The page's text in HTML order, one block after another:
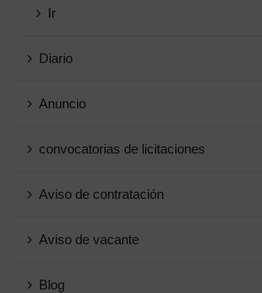
Ir
Diario
Anuncio
convocatorias de licitaciones
Aviso de contratación
Aviso de vacante
Blog